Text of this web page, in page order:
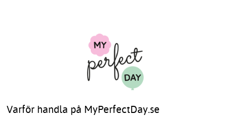
Varför handla på MyPerfectDay.se